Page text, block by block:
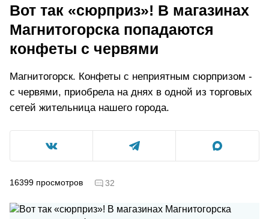
Вот так «сюрприз»! В магазинах
Магнитогорска попадаются
конфеты с червями
Магнитогорск. Конфеты с неприятным сюрпризом -
с червями, приобрела на днях в одной из торговых
сетей жительница нашего города.
16399 просмотров 32